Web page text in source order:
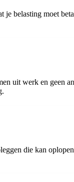
je belasting moet
uit werk en geen
die kan